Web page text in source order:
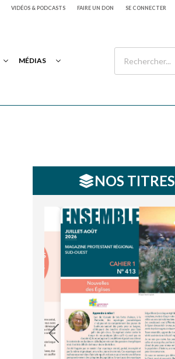
VIDÉOS & PODCASTS FAIRE UN DON SE CONNECTER
MÉDIAS
NOS TITRES